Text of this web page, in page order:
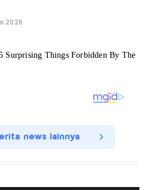
2026
news lainnya